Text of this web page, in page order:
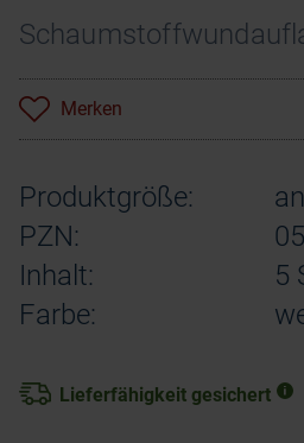
Merken
Produktgröße:
PZN:
Inhalt:
5
Farbe:
Lieferfähigkeit gesichert